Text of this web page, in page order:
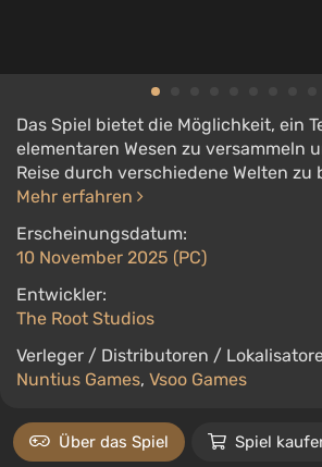
Das Spiel bietet die Möglichkeit, ein
elementaren Wesen zu versammeln
Reise durch verschiedene Welten zu
Mehr erfahren
Erscheinungsdatum:
10 November 2025 (PC)
Entwickler:
The Root Studios
Verleger / Distributoren /
Nuntius Games, Vsoo Games
Über das Spiel Spiel